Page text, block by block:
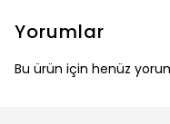
Yorumlar
Bu ürün için henüz